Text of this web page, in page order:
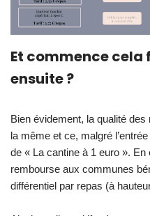
Et commence
ensuite ?
Bien évidement, la qualité
la même et ce, malgré
de « La cantine à 1 euro ». En
rembourse aux communes
différentiel par repas (à